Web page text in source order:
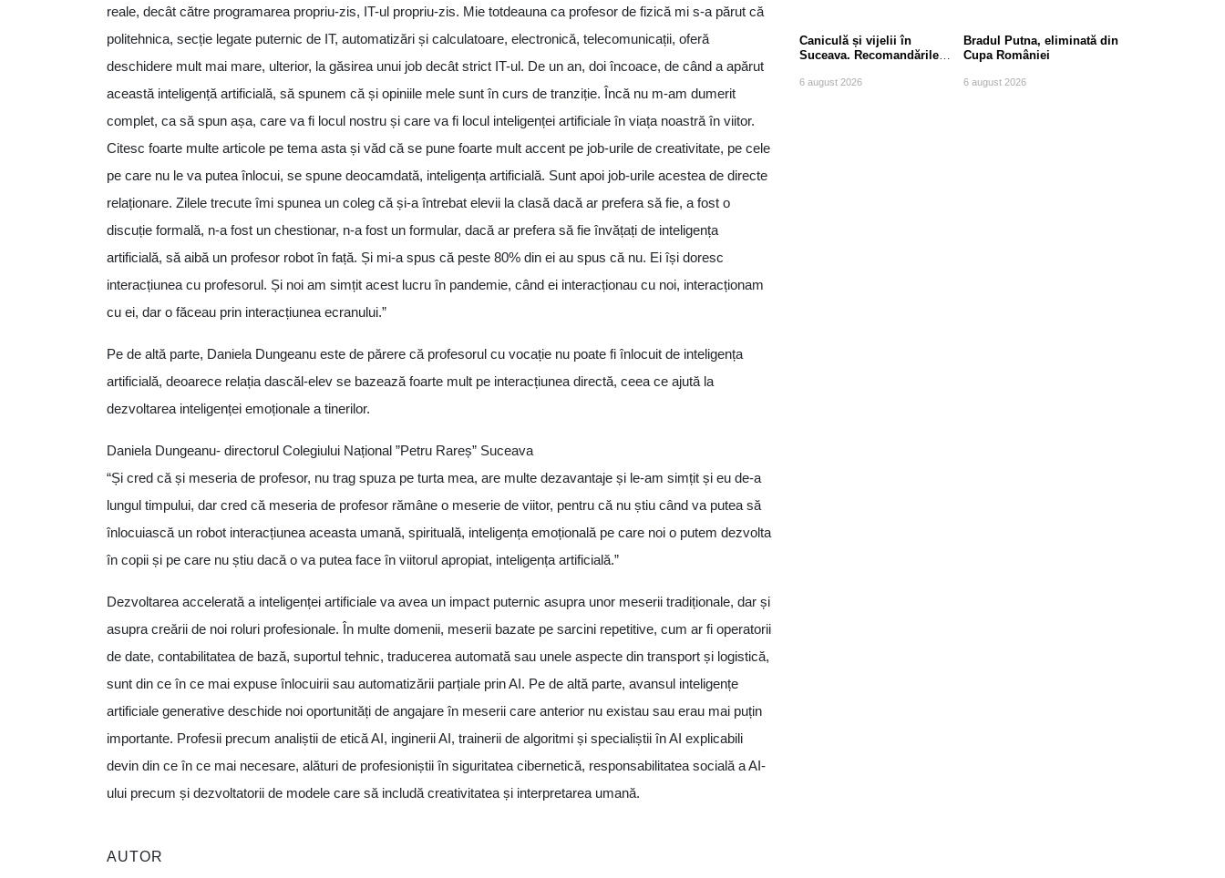
reale, decât către programarea propriu-zis, IT-ul propriu-zis. Mie totdeauna ca profesor de fizică mi s-a părut că
politehnica, secție legate puternic de IT, automatizări și calculatoare, electronică, telecomunicații, oferă
deschidere mult mai mare, ulterior, la găsirea unui job decât strict IT-ul. De un an, doi încoace, de când a apărut
această inteligență artificială, să spunem că și opiniile mele sunt în curs de tranziție. Încă nu m-am dumerit
complet, ca să spun așa, care va fi locul nostru și care va fi locul inteligenței artificiale în viața noastră în viitor.
Citesc foarte multe articole pe tema asta și văd că se pune foarte mult accent pe job-urile de creativitate, pe cele
pe care nu le va putea înlocui, se spune deocamdată, inteligența artificială. Sunt apoi job-urile acestea de directe
relaționare. Zilele trecute îmi spunea un coleg că și-a întrebat elevii la clasă dacă ar prefera să fie, a fost o
discuție formală, n-a fost un chestionar, n-a fost un formular, dacă ar prefera să fie învățați de inteligența
artificială, să aibă un profesor robot în față. Și mi-a spus că peste 80% din ei au spus că nu. Ei își doresc
interacțiunea cu profesorul. Și noi am simțit acest lucru în pandemie, când ei interacționau cu noi, interacționam
cu ei, dar o făceau prin interacțiunea ecranului.”
Pe de altă parte, Daniela Dungeanu este de părere că profesorul cu vocație nu poate fi înlocuit de inteligența
artificială, deoarece relația dascăl-elev se bazează foarte mult pe interacțiunea directă, ceea ce ajută la
dezvoltarea inteligenței emoționale a tinerilor.
Daniela Dungeanu- directorul Colegiului Național ”Petru Rareș” Suceava
“Și cred că și meseria de profesor, nu trag spuza pe turta mea, are multe dezavantaje și le-am simțit și eu de-a
lungul timpului, dar cred că meseria de profesor rămâne o meserie de viitor, pentru că nu știu când va putea să
înlocuiască un robot interacțiunea aceasta umană, spirituală, inteligența emoțională pe care noi o putem dezvolta
în copii și pe care nu știu dacă o va putea face în viitorul apropiat, inteligența artificială.”
Dezvoltarea accelerată a inteligenței artificiale va avea un impact puternic asupra unor meserii tradiționale, dar și
asupra creării de noi roluri profesionale. În multe domenii, meserii bazate pe sarcini repetitive, cum ar fi operatorii
de date, contabilitatea de bază, suportul tehnic, traducerea automată sau unele aspecte din transport și logistică,
sunt din ce în ce mai expuse înlocuirii sau automatizării parțiale prin AI. Pe de altă parte, avansul inteligențe
artificiale generative deschide noi oportunități de angajare în meserii care anterior nu existau sau erau mai puțin
importante. Profesii precum analiștii de etică AI, inginerii AI, trainerii de algoritmi și specialiștii în AI explicabili
devin din ce în ce mai necesare, alături de profesioniștii în siguritatea cibernetică, responsabilitatea socială a AI-
ului precum și dezvoltatorii de modele care să includă creativitatea și interpretarea umană.
AUTOR
Caniculă și vijelii în
Suceava. Recomandările
6 august 2026
Bradul Putna, eliminată din
Cupa României
6 august 2026